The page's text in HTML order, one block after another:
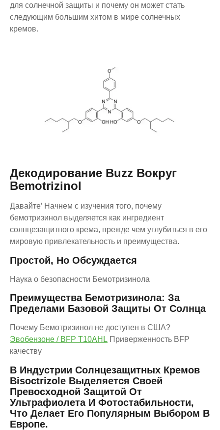
для солнечной защиты и почему он может стать
следующим большим хитом в мире солнечных
кремов.
Декодирование Buzz Вокруг
Bemotrizinol
Давайте’ Начнем с изучения того, почему
бемотризинол выделяется как ингредиент
солнцезащитного крема, прежде чем углубиться в его
мировую привлекательность и преимущества.
Простой, Но Обсуждается
Наука о безопасности Бемотризинола
Преимущества Бемотризинола: За
Пределами Базовой Защиты От Солнца
Почему Бемотризинол не доступен в США?
Эвобензоне / BFP T10AHL Приверженность BFP
качеству
В Индустрии Солнцезащитных Кремов
Bisoctrizole Выделяется Своей
Превосходной Защитой От
Ультрафиолета И Фотостабильности,
Что Делает Его Популярным Выбором В
Европе.